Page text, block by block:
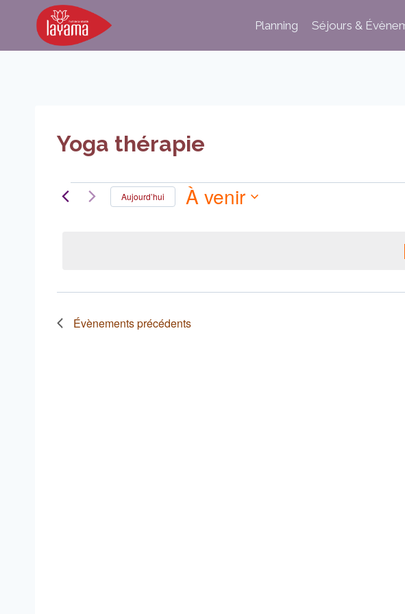
Planning Séjours &
Yoga thérapie
Évènements
Aujourd’hui À venir
Évènementsprécédents